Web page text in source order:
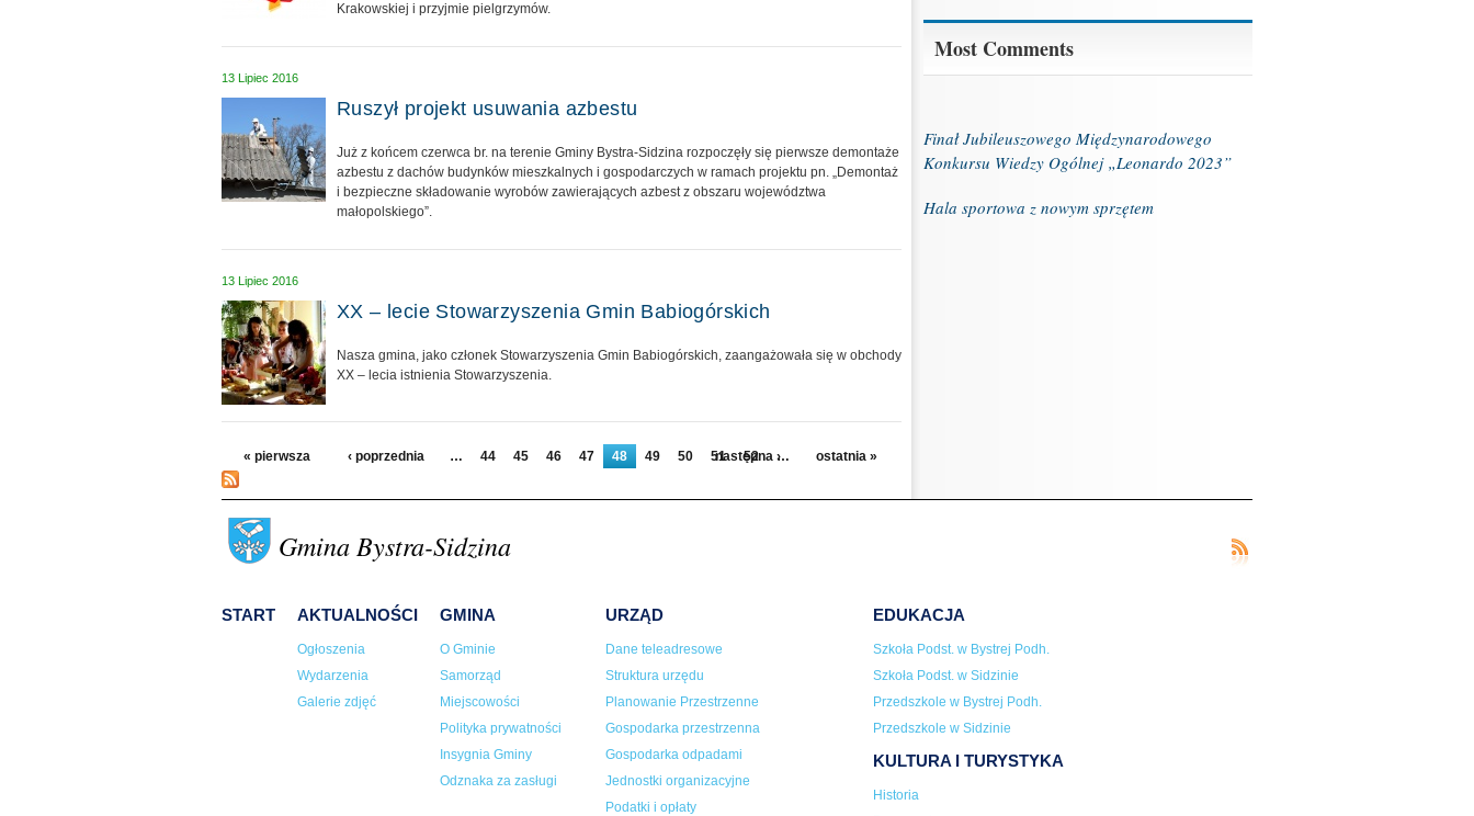
Krakowskiej i przyjmie pielgrzymów.
13 Lipiec 2016
Ruszył projekt usuwania azbestu
Już z końcem czerwca br. na terenie Gminy Bystra-Sidzina rozpoczęły się pierwsze demontaże
azbestu z dachów budynków mieszkalnych i gospodarczych w ramach projektu pn. „Demontaż
i bezpieczne składowanie wyrobów zawierających azbest z obszaru województwa
małopolskiego”.
13 Lipiec 2016
XX – lecie Stowarzyszenia Gmin Babiogórskich
Nasza gmina, jako członek Stowarzyszenia Gmin Babiogórskich, zaangażowała się w obchody
XX – lecia istnienia Stowarzyszenia.
Strony
« pierwsza ‹ poprzednia … 44 45 46 47 48 49 50 51 52 …
następna › ostatnia »
Most Comments
Finał Jubileuszowego Międzynarodowego
Konkursu Wiedzy Ogólnej „Leonardo 2023”
Hala sportowa z nowym sprzętem
Gmina Bystra-Sidzina
START AKTUALNOŚCI
Ogłoszenia
Wydarzenia
Galerie zdjęć
GMINA
O Gminie
Samorząd
Miejscowości
Polityka prywatności
Insygnia Gminy
Odznaka za zasługi
URZĄD
Dane teleadresowe
Struktura urzędu
Planowanie Przestrzenne
Gospodarka przestrzenna
Gospodarka odpadami
Jednostki organizacyjne
Podatki i opłaty
EDUKACJA
Szkoła Podst. w Bystrej Podh.
Szkoła Podst. w Sidzinie
Przedszkole w Bystrej Podh.
Przedszkole w Sidzinie
KULTURA I TURYSTYKA
Historia